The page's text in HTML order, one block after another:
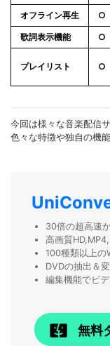
オフライン再生 ○
歌詞表示機能 ○
プレイリスト ○
今回は様々な音楽配信
色々な特徴や独自の機
30倍の超高速
高画質
100種類以上の
DVDの抽出＆
編集機能でビ
無料